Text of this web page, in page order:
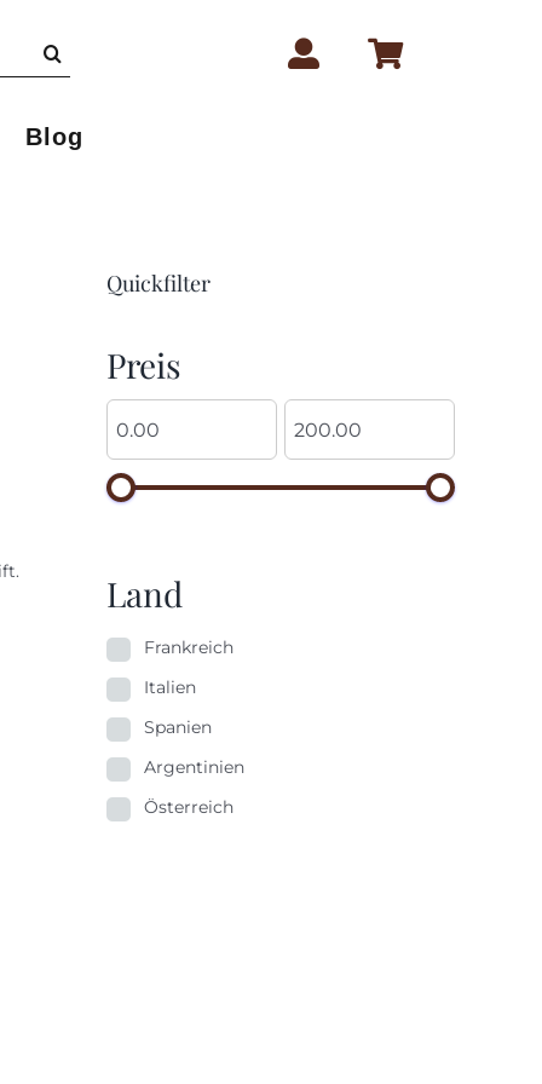
Blog
Quickfilter
Preis
Land
Frankreich
Italien
Spanien
Argentinien
Österreich